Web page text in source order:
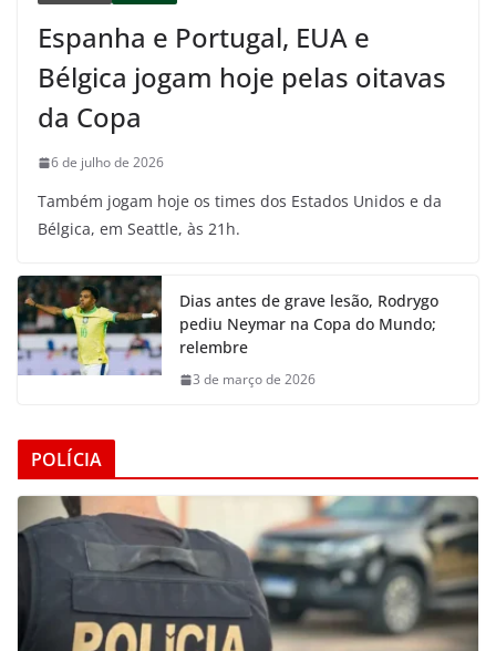
Espanha e Portugal, EUA e
Bélgica jogam hoje pelas oitavas
da Copa
6 de julho de 2026
Também jogam hoje os times dos Estados Unidos e da
Bélgica, em Seattle, às 21h.
Dias antes de grave lesão, Rodrygo
pediu Neymar na Copa do Mundo;
relembre
3 de março de 2026
POLÍCIA